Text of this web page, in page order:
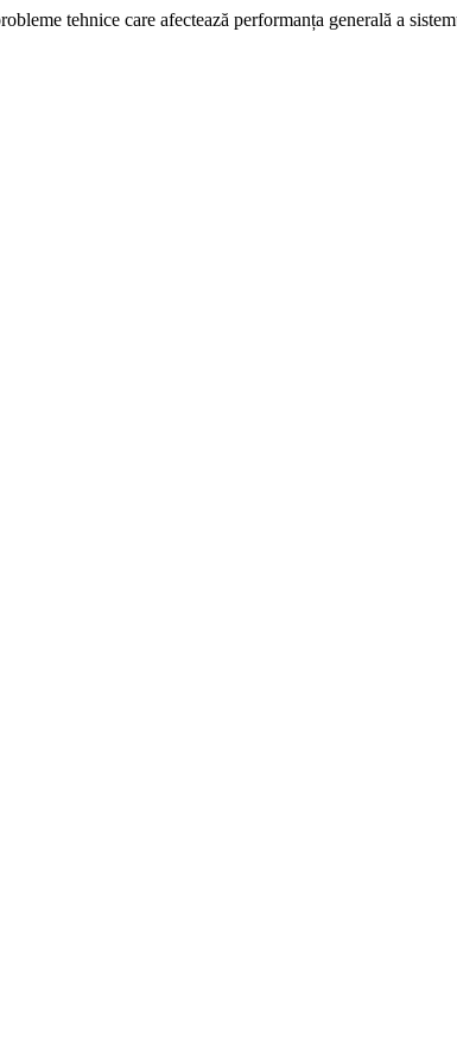
tehnice care afectează performanța generală a